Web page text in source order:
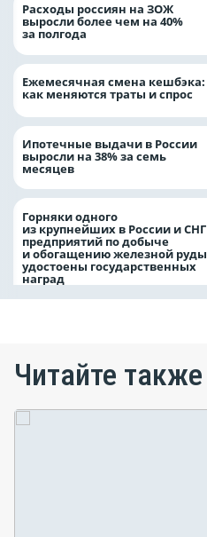
Расходы россиян на ЗОЖ
выросли более чем на 40%
за полгода
Ежемесячная смена кешбэка:
как меняются траты и спрос
Ипотечные выдачи в России
выросли на 38% за семь
месяцев
Горняки одного
из крупнейших в России и СНГ
предприятий по добыче
и обогащению железной руды
удостоены государственных
наград
Читайте также